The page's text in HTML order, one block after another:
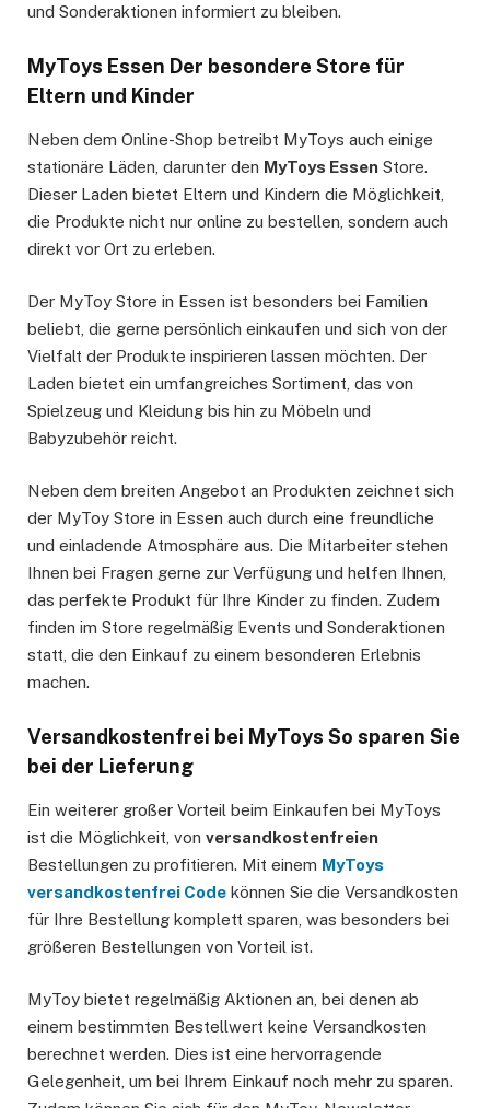
und Sonderaktionen informiert zu bleiben.
MyToys Essen Der besondere Store für
Eltern und Kinder
Neben dem Online-Shop betreibt MyToys auch einige
stationäre Läden, darunter den MyToys Essen Store.
Dieser Laden bietet Eltern und Kindern die Möglichkeit,
die Produkte nicht nur online zu bestellen, sondern auch
direkt vor Ort zu erleben.
Der MyToy Store in Essen ist besonders bei Familien
beliebt, die gerne persönlich einkaufen und sich von der
Vielfalt der Produkte inspirieren lassen möchten. Der
Laden bietet ein umfangreiches Sortiment, das von
Spielzeug und Kleidung bis hin zu Möbeln und
Babyzubehör reicht.
Neben dem breiten Angebot an Produkten zeichnet sich
der MyToy Store in Essen auch durch eine freundliche
und einladende Atmosphäre aus. Die Mitarbeiter stehen
Ihnen bei Fragen gerne zur Verfügung und helfen Ihnen,
das perfekte Produkt für Ihre Kinder zu finden. Zudem
finden im Store regelmäßig Events und Sonderaktionen
statt, die den Einkauf zu einem besonderen Erlebnis
machen.
Versandkostenfrei bei MyToys So sparen Sie
bei der Lieferung
Ein weiterer großer Vorteil beim Einkaufen bei MyToys
ist die Möglichkeit, von versandkostenfreien
Bestellungen zu profitieren. Mit einem MyToys
versandkostenfrei Code können Sie die Versandkosten
für Ihre Bestellung komplett sparen, was besonders bei
größeren Bestellungen von Vorteil ist.
MyToy bietet regelmäßig Aktionen an, bei denen ab
einem bestimmten Bestellwert keine Versandkosten
berechnet werden. Dies ist eine hervorragende
Gelegenheit, um bei Ihrem Einkauf noch mehr zu sparen.